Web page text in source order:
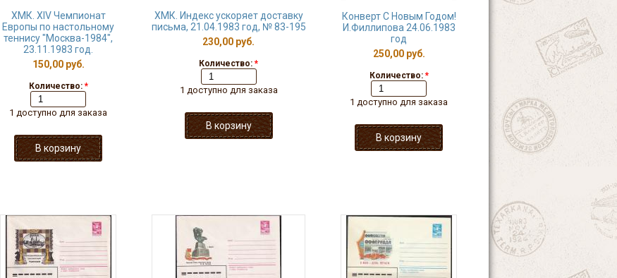
ХМК. XIV Чемпионат
Европы по настольному
теннису "Москва-1984",
23.11.1983 год.
150,00 руб.
Количество: *
1 доступно для заказа
ХМК. Индекс ускоряет доставку
письма, 21.04.1983 год, № 83-195
230,00 руб.
Количество: *
1 доступно для заказа
Конверт С Новым Годом!
И.Филлипова 24.06.1983
год
250,00 руб.
Количество: *
1 доступно для заказа